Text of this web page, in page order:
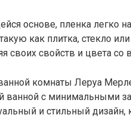
основе, пленка легко
как плитка, стекло
своих свойств и цвета со
комнаты Леруа
ванной с минимальными
и стильный